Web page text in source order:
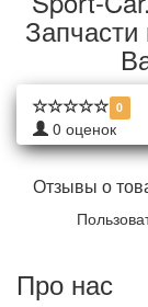
0
0 оценок
Отзывы о
Про нас